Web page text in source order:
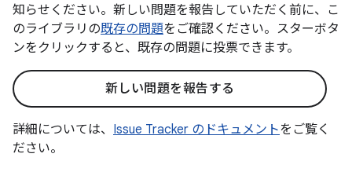
知らせください。新しい問題を報告していただく前に、こ
のライブラリの既存の問題をご確認ください。スターボタ
ンをクリックすると、既存の問題に投票できます。
新しい問題を報告する
詳細については、 Issue Tracker のドキュメントをご覧く
ださい。